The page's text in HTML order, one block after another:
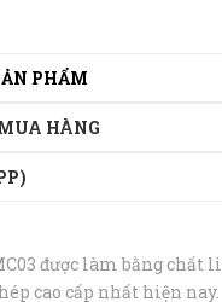
PHẨM
HÀNG
được làm bằng chất
cao cấp nhất hiện nay.